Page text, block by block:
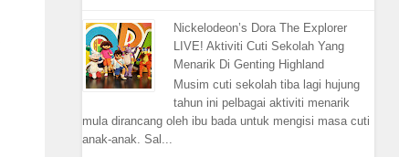
Nickelodeon’s Dora The Explorer
LIVE! Aktiviti Cuti Sekolah Yang
Menarik Di Genting Highland
Musim cuti sekolah tiba lagi hujung
tahun ini pelbagai aktiviti menarik
mula dirancang oleh ibu bada untuk mengisi masa cuti
anak-anak. Sal...